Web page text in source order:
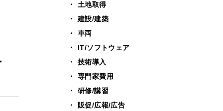
土地取得
建設/建築
車両
IT/ソフトウェア
技術導入
専門家費用
研修/講習
販促/広報/広告